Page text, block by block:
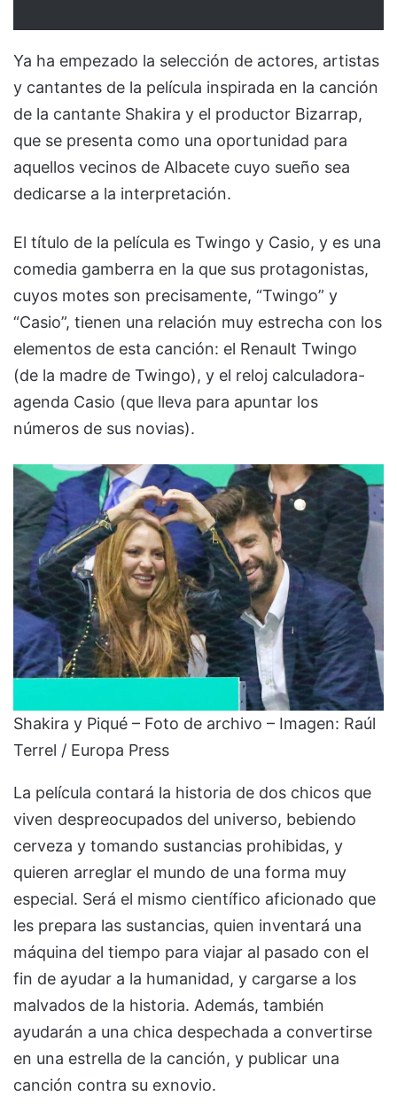
Ya ha empezado la selección de actores, artistas
y cantantes de la película inspirada en la canción
de la cantante Shakira y el productor Bizarrap,
que se presenta como una oportunidad para
aquellos vecinos de Albacete cuyo sueño sea
dedicarse a la interpretación.
El título de la película es Twingo y Casio, y es una
comedia gamberra en la que sus protagonistas,
cuyos motes son precisamente, “Twingo” y
“Casio”, tienen una relación muy estrecha con los
elementos de esta canción: el Renault Twingo
(de la madre de Twingo), y el reloj calculadora-
agenda Casio (que lleva para apuntar los
números de sus novias).
Shakira y Piqué – Foto de archivo – Imagen: Raúl
Terrel / Europa Press
La película contará la historia de dos chicos que
viven despreocupados del universo, bebiendo
cerveza y tomando sustancias prohibidas, y
quieren arreglar el mundo de una forma muy
especial. Será el mismo científico aficionado que
les prepara las sustancias, quien inventará una
máquina del tiempo para viajar al pasado con el
fin de ayudar a la humanidad, y cargarse a los
malvados de la historia. Además, también
ayudarán a una chica despechada a convertirse
en una estrella de la canción, y publicar una
canción contra su exnovio.